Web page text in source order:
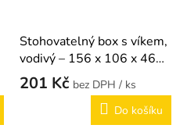
Stohovatelný box s víkem,
vodivý – 156 x 106 x 46
mm
201 Kč
/ ks
Do košíku